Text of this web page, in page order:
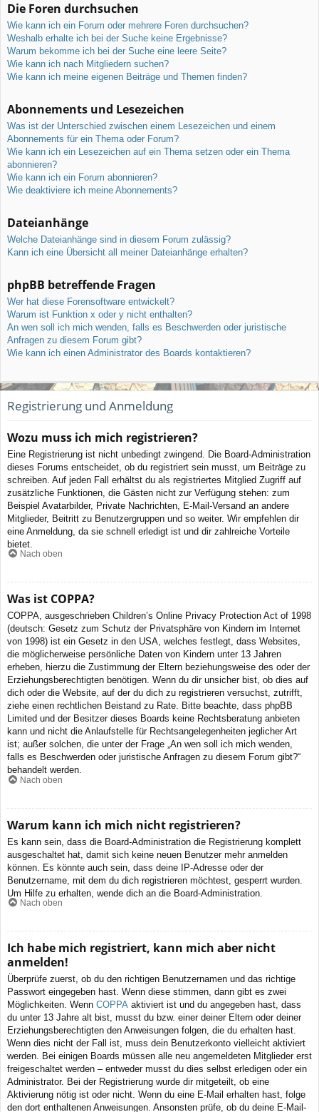
Die Foren durchsuchen
Wie kann ich ein Forum oder mehrere Foren durchsuchen?
Weshalb erhalte ich bei der Suche keine Ergebnisse?
Warum bekomme ich bei der Suche eine leere Seite?
Wie kann ich nach Mitgliedern suchen?
Wie kann ich meine eigenen Beiträge und Themen finden?
Abonnements und Lesezeichen
Was ist der Unterschied zwischen einem Lesezeichen und einem
Abonnements für ein Thema oder Forum?
Wie kann ich ein Lesezeichen auf ein Thema setzen oder ein Thema
abonnieren?
Wie kann ich ein Forum abonnieren?
Wie deaktiviere ich meine Abonnements?
Dateianhänge
Welche Dateianhänge sind in diesem Forum zulässig?
Kann ich eine Übersicht all meiner Dateianhänge erhalten?
phpBB betreffende Fragen
Wer hat diese Forensoftware entwickelt?
Warum ist Funktion x oder y nicht enthalten?
An wen soll ich mich wenden, falls es Beschwerden oder juristische
Anfragen zu diesem Forum gibt?
Wie kann ich einen Administrator des Boards kontaktieren?
Registrierung und Anmeldung
Wozu muss ich mich registrieren?
Eine Registrierung ist nicht unbedingt zwingend. Die Board-Administration
dieses Forums entscheidet, ob du registriert sein musst, um Beiträge zu
schreiben. Auf jeden Fall erhältst du als registriertes Mitglied Zugriff auf
zusätzliche Funktionen, die Gästen nicht zur Verfügung stehen: zum
Beispiel Avatarbilder, Private Nachrichten, E-Mail-Versand an andere
Mitglieder, Beitritt zu Benutzergruppen und so weiter. Wir empfehlen dir
eine Anmeldung, da sie schnell erledigt ist und dir zahlreiche Vorteile
bietet.
Nach oben
Was ist COPPA?
COPPA, ausgeschrieben Children’s Online Privacy Protection Act of 1998
(deutsch: Gesetz zum Schutz der Privatsphäre von Kindern im Internet
von 1998) ist ein Gesetz in den USA, welches festlegt, dass Websites,
die möglicherweise persönliche Daten von Kindern unter 13 Jahren
erheben, hierzu die Zustimmung der Eltern beziehungsweise des oder der
Erziehungsberechtigten benötigen. Wenn du dir unsicher bist, ob dies auf
dich oder die Website, auf der du dich zu registrieren versuchst, zutrifft,
ziehe einen rechtlichen Beistand zu Rate. Bitte beachte, dass phpBB
Limited und der Besitzer dieses Boards keine Rechtsberatung anbieten
kann und nicht die Anlaufstelle für Rechtsangelegenheiten jeglicher Art
ist; außer solchen, die unter der Frage „An wen soll ich mich wenden,
falls es Beschwerden oder juristische Anfragen zu diesem Forum gibt?“
behandelt werden.
Nach oben
Warum kann ich mich nicht registrieren?
Es kann sein, dass die Board-Administration die Registrierung komplett
ausgeschaltet hat, damit sich keine neuen Benutzer mehr anmelden
können. Es könnte auch sein, dass deine IP-Adresse oder der
Benutzername, mit dem du dich registrieren möchtest, gesperrt wurden.
Um Hilfe zu erhalten, wende dich an die Board-Administration.
Nach oben
Ich habe mich registriert, kann mich aber nicht
anmelden!
Überprüfe zuerst, ob du den richtigen Benutzernamen und das richtige
Passwort eingegeben hast. Wenn diese stimmen, dann gibt es zwei
Möglichkeiten. Wenn COPPA aktiviert ist und du angegeben hast, dass
du unter 13 Jahre alt bist, musst du bzw. einer deiner Eltern oder deiner
Erziehungsberechtigten den Anweisungen folgen, die du erhalten hast.
Wenn dies nicht der Fall ist, muss dein Benutzerkonto vielleicht aktiviert
werden. Bei einigen Boards müssen alle neu angemeldeten Mitglieder erst
freigeschaltet werden – entweder musst du dies selbst erledigen oder ein
Administrator. Bei der Registrierung wurde dir mitgeteilt, ob eine
Aktivierung nötig ist oder nicht. Wenn du eine E-Mail erhalten hast, folge
den dort enthaltenen Anweisungen. Ansonsten prüfe, ob du deine E-Mail-